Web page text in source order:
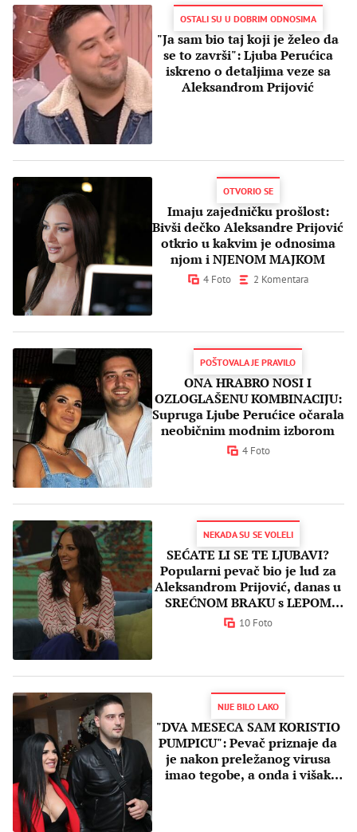
OSTALI SU U DOBRIM ODNOSIMA
"Ja sam bio taj koji je želeo da
se to završi": Ljuba Perućica
iskreno o detaljima veze sa
Aleksandrom Prijović
OTVORIO SE
Imaju zajedničku prošlost:
Bivši dečko Aleksandre Prijović
otkrio u kakvim je odnosima
njom i NJENOM MAJKOM
4 Foto 2 Komentara
POŠTOVALA JE PRAVILO
ONA HRABRO NOSI I
OZLOGLAŠENU KOMBINACIJU:
Supruga Ljube Perućice očarala
neobičnim modnim izborom
4 Foto
NEKADA SU SE VOLELI
SEĆATE LI SE TE LJUBAVI?
Popularni pevač bio je lud za
Aleksandrom Prijović, danas u
SREĆNOM BRAKU s LEPOM
voditeljkom
10 Foto
NIJE BILO LAKO
"DVA MESECA SAM KORISTIO
PUMPICU": Pevač priznaje da
je nakon preležanog virusa
imao tegobe, a onda i višak